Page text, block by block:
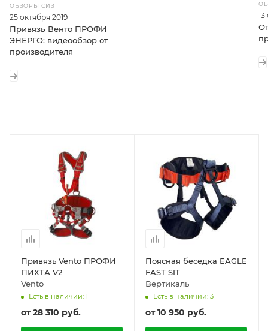
ОБЗОРЫ СИЗ
25 октября 2019
Привязь Венто ПРОФИ
ЭНЕРГО: видеообзор от
производителя
Привязь Vento ПРОФИ
ПИХТА V2
Vento
Есть в наличии: 1
от28 310 руб.
Поясная беседка EAGLE
FAST SIT
Вертикаль
Есть в наличии: 3
от10 950 руб.